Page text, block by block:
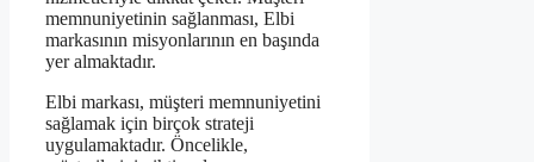
memnuniyetinin sağlanması, Elbi
markasının misyonlarının en başında
yer almaktadır.
Elbi markası, müşteri memnuniyetini
sağlamak için birçok strateji
uygulamaktadır. Öncelikle,